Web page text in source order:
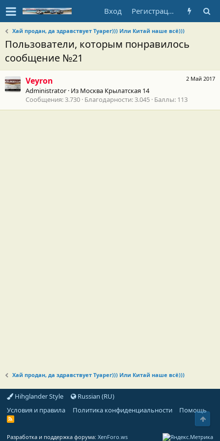
Вход Регистрация
Хай продан, да здравствует Туарег))) Или Китай наше всё)))
Пользователи, которым понравилось
сообщение №21
2 Май 2017
Veyron
Administrator · Из Москва Крылатская 14
Сообщения 3.730 Благодарности 3.045 Баллы 113
Хай продан, да здравствует Туарег))) Или Китай наше всё)))
Hihglander Style
Russian (RU)
Условия и правила
Политика конфиденциальности Помощь
R
Разработка и поддержка форума: XenForo.ws